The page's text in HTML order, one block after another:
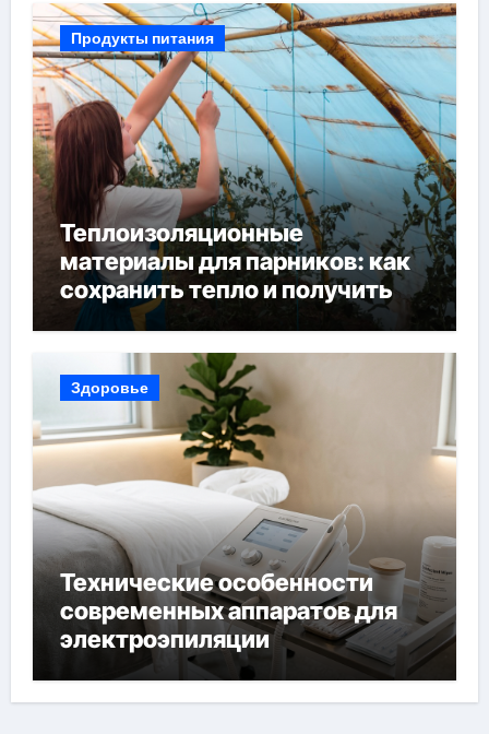
Продукты питания
Теплоизоляционные
материалы для парников: как
сохранить тепло и получить
богатый урожай
Здоровье
Технические особенности
современных аппаратов для
электроэпиляции